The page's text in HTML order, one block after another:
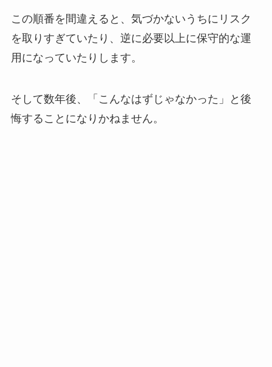
この順番を間違えると、気づかないうちにリスク
を取りすぎていたり、逆に必要以上に保守的な運
用になっていたりします。
そして数年後、「こんなはずじゃなかった」と後
悔することになりかねません。